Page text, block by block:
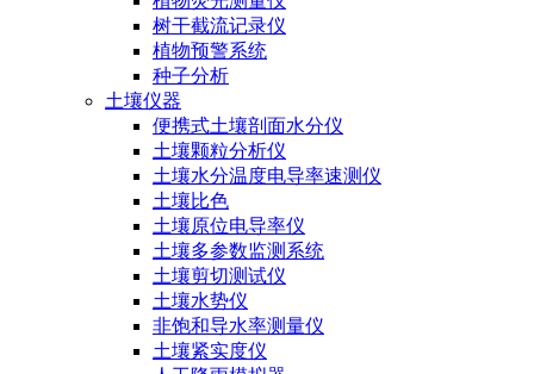
树干截流记录仪
植物预警系统
种子分析
土壤仪器
便携式土壤剖面水分仪
土壤颗粒分析仪
土壤水分温度电导率速测仪
土壤比色
土壤原位电导率仪
土壤多参数监测系统
土壤剪切测试仪
土壤水势仪
非饱和导水率测量仪
土壤紧实度仪